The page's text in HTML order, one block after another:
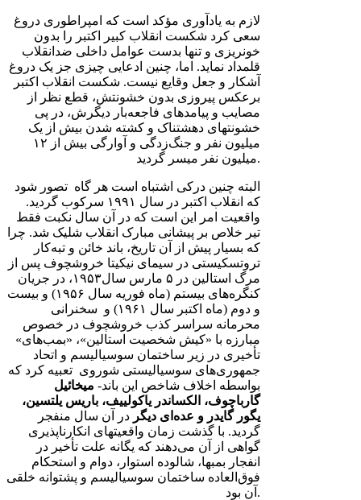
لازم به یادآوری مؤکد است که امپراطوری دروغ
سعی کرد شکست انقلاب کبیر اکتبر را بدون
خونریزی و تنها بدست عوامل داخلی ضدانقلاب
قلمداد نماید. اما، چنین ادعایی چیزی جز یک دروغ
آشکار و جعل وقایع نیست. شکست انقلاب اکتبر
برعکس پیروزی بدون خشونتش، قطع نظر از
مصایب و پیامدهای فاجعه‌بار دیگرش، در پی
خشونتهای دهشتناک و کشته شدن بیش از یک
میلیون نفر و جنگ‌زدگی و آوارگی بیش از ۱۲
میلیون نفر میسر گردید.
البته چنین درکی اشتباه است هر گاه تصور شود
که انقلاب اکتبر در سال ۱۹۹۱ سرکوب گردید.
واقعیت امر این است که در آن سال نکبت فقط
تیر خلاص بر پیشانی مبارک انقلاب شلیک شد. چرا
که بسیار پیش از آن تاریخ، باند خائن و تبه‌کار
تروتسکیستی در سیمای نیکیتا خروشچوف پس از
مرگ استالین در ۵ مارس سال۱۹۵۳، در جریان
کنگره‌های بیستم (ماه فوریه سال ۱۹۵۶) و بیست
و دوم (ماه اکتبر سال ۱۹۶۱) و سخنرانی
محرمانه سراسر کذب خروشچوف در خصوص
مبارزه با «کیش شخصیت‌ استالین»، «بمب‌های»
تأخیری در زیر ساختمان سوسیالیسم و اتحاد
جمهوری‌های سوسیالیستی شوروی تعبیه کرد که
بواسطه اخلاف شاخص این باند- میخائیل
گارباچوف، الکساندر یاکولییف، باریس یلتسین،
یگور گایدر و عده‌ای دیگر در آن سال منفجر
گردید. با گذشت زمان واقعیتهای انکارناپذیری
گواهی از آن می‌دهند که یگانه علت تأخیر در
انفجار بمبها، شالوده استوار، دوام و استحکام
فوق‌العاده ساختمان سوسیالیسم و پشتوانه خلقی
آن بود.